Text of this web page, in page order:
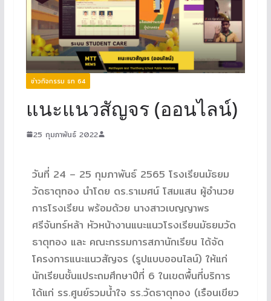
ข่าวกิจกรรม ธท 64
แนะแนวสัญจร (ออนไลน์)
25 กุมภาพันธ์ 2022
วันที่ 24 – 25 กุมภาพันธ์ 2565 โรงเรียนมัธยม
วัดธาตุทอง นำโดย ดร.ราเมศน์ โสมแสน ผู้อำนวย
การโรงเรียน พร้อมด้วย นางสาวเบญญาพร
ศรีจันทร์หล้า หัวหน้างานแนะแนวโรงเรียนมัธยมวัด
ธาตุทอง และ คณะกรรมการสภานักเรียน ได้จัด
โครงการแนะแนวสัญจร (รูปแบบออนไลน์) ให้แก่
นักเรียนชั้นแประถมศึกษาปีที่ 6 ในเขตพื้นที่บริการ
ได้แก่ รร.ศูนย์รวมน้ำใจ รร.วัดธาตุทอง (เรือนเขียว